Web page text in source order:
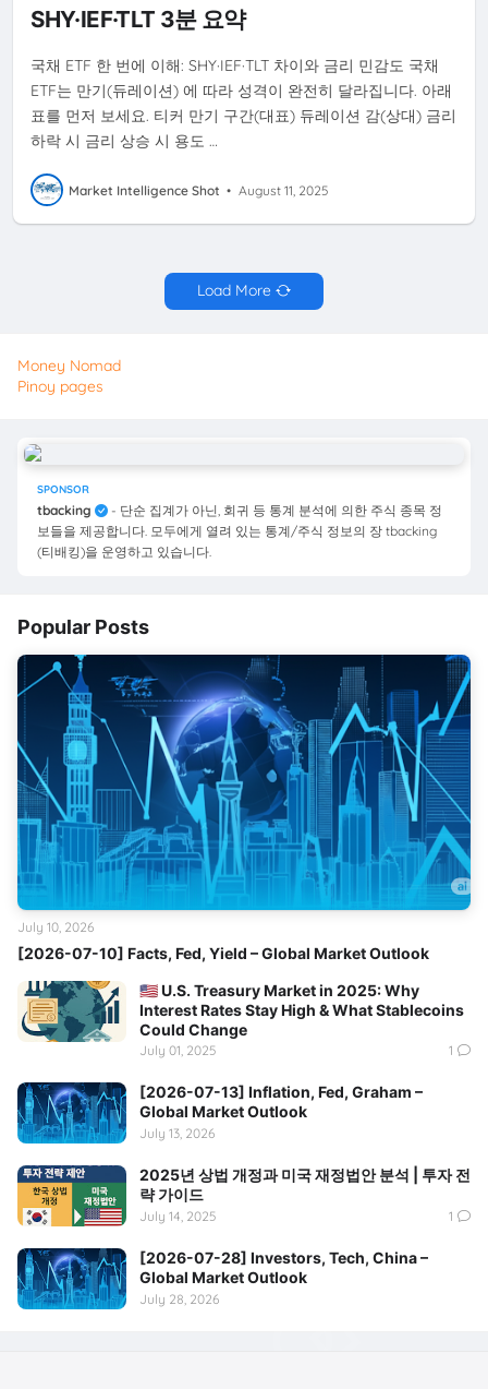
SHY·IEF·TLT 3분 요약
국채 ETF 한 번에 이해: SHY·IEF·TLT 차이와 금리 민감도 국채
ETF는 만기(듀레이션) 에 따라 성격이 완전히 달라집니다. 아래
표를 먼저 보세요. 티커 만기 구간(대표) 듀레이션 감(상대) 금리
하락 시 금리 상승 시 용도 …
Market Intelligence Shot • August 11, 2025
Load More
Money Nomad
Pinoy pages
SPONSOR
tbacking
- 단순 집계가 아닌, 회귀 등 통계 분석에 의한 주식 종목 정
보들을 제공합니다. 모두에게 열려 있는 통계/주식 정보의 장 tbacking
(티배킹)을 운영하고 있습니다.
Popular Posts
[2026-07-10] Facts, Fed, Yield – Global Market Outlook
July 10, 2026
🇺🇸 U.S. Treasury Market in 2025: Why
Interest Rates Stay High & What Stablecoins
Could Change
July 01, 2025 1
[2026-07-13] Inflation, Fed, Graham –
Global Market Outlook
July 13, 2026
2025년 상법 개정과 미국 재정법안 분석 | 투자 전
략 가이드
July 14, 2025 1
[2026-07-28] Investors, Tech, China –
Global Market Outlook
July 28, 2026